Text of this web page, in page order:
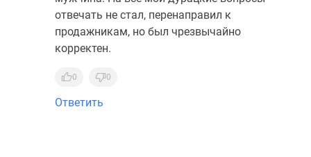
отвечать не стал, перенаправил к
продажникам, но был чрезвычайно
корректен.
0 0
Ответить